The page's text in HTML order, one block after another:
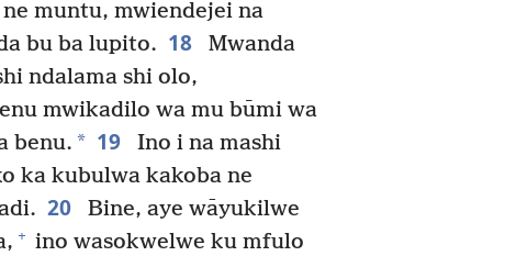
muntu, mwiendejei na
bu ba lupito. 18
Mwanda
ndalama shi olo,
mwikadilo wa mu būmi wa
benu. * 19
Ino i na mashi
ka kubulwa kakoba ne
20
Bine, aye wāyukilwe
+ ino wasokwelwe ku mfulo